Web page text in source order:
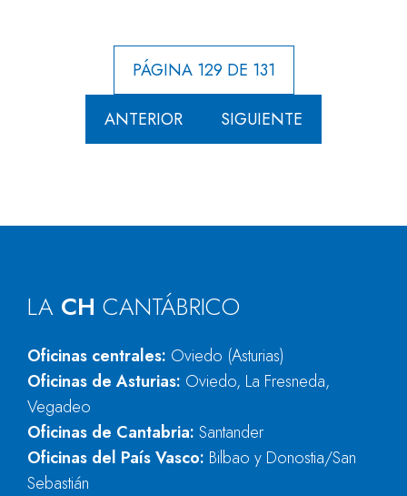
PÁGINA 129 DE 131
ANTERIOR SIGUIENTE
LA CH CANTÁBRICO
Oficinas centrales: Oviedo (Asturias)
Oficinas de Asturias: Oviedo, La Fresneda,
Vegadeo
Oficinas de Cantabria: Santander
Oficinas del País Vasco: Bilbao y Donostia/San
Sebastián